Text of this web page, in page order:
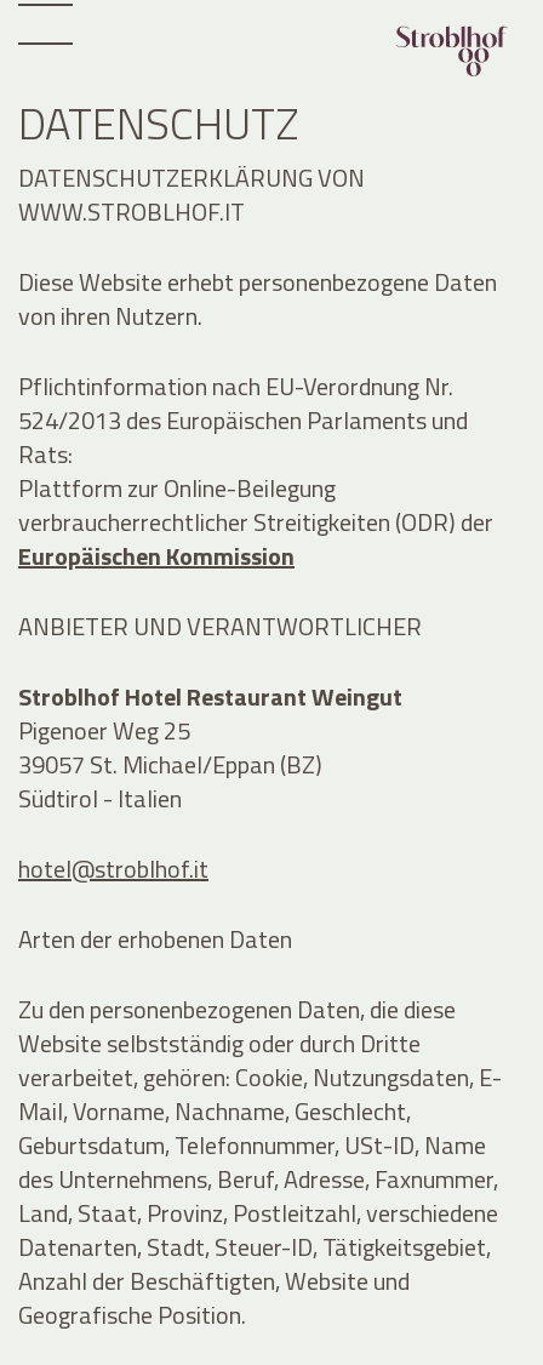
DATENSCHUTZ
DATENSCHUTZERKLÄRUNG VON
WWW.STROBLHOF.IT
Diese Website erhebt personenbezogene Daten
von ihren Nutzern.
Pflichtinformation nach EU-Verordnung Nr.
524/2013 des Europäischen Parlaments und
Rats:
Plattform zur Online-Beilegung
verbraucherrechtlicher Streitigkeiten (ODR) der
Europäischen Kommission
ANBIETER UND VERANTWORTLICHER
Stroblhof Hotel Restaurant Weingut
Pigenoer Weg 25
39057 St. Michael/Eppan (BZ)
Südtirol - Italien
hotel@stroblhof.it
Arten der erhobenen Daten
Zu den personenbezogenen Daten, die diese
Website selbstständig oder durch Dritte
verarbeitet, gehören: Cookie, Nutzungsdaten, E-
Mail, Vorname, Nachname, Geschlecht,
Geburtsdatum, Telefonnummer, USt-ID, Name
des Unternehmens, Beruf, Adresse, Faxnummer,
Land, Staat, Provinz, Postleitzahl, verschiedene
Datenarten, Stadt, Steuer-ID, Tätigkeitsgebiet,
Anzahl der Beschäftigten, Website und
Geografische Position.